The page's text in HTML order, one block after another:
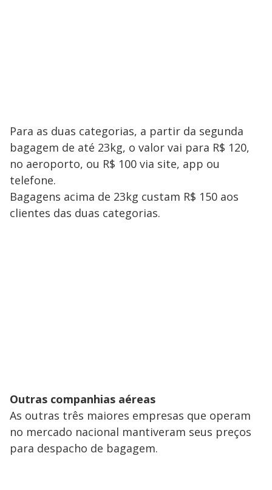
Para as duas categorias, a partir da segunda
bagagem de até 23kg, o valor vai para R$ 120,
no aeroporto, ou R$ 100 via site, app ou
telefone.
Bagagens acima de 23kg custam R$ 150 aos
clientes das duas categorias.
Outras companhias aéreas
As outras três maiores empresas que operam
no mercado nacional mantiveram seus preços
para despacho de bagagem.